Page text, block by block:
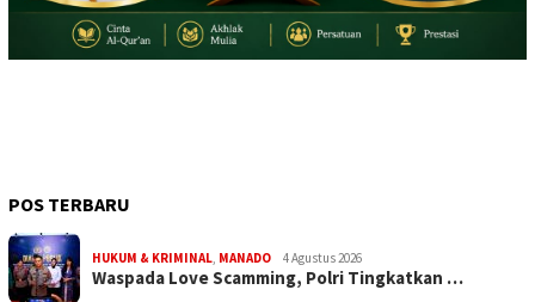
POS TERBARU
HUKUM & KRIMINAL MANADO 4 Agustus 2026
Waspada Love Scamming, Polri Tingkatkan …